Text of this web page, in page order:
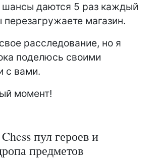
шансы даются 5 раз каждый
перезагружаете магазин.
расследование, но я
поделюсь своими
с вами.
момент!
пул героев и
предметов